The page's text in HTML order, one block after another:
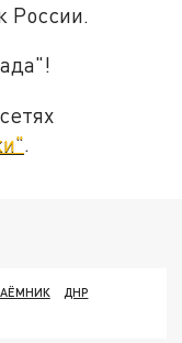
России.
.
ДНР